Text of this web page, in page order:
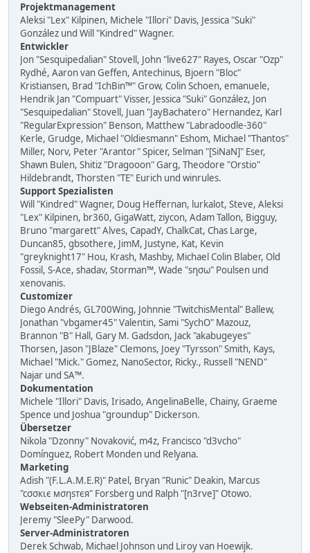
Projektmanagement
Aleksi "Lex" Kilpinen, Michele "Illori" Davis, Jessica "Suki"
González und Will "Kindred" Wagner.
Entwickler
Jon "Sesquipedalian" Stovell, John "live627" Rayes, Oscar "Ozp"
Rydhé, Aaron van Geffen, Antechinus, Bjoern "Bloc"
Kristiansen, Brad "IchBin™" Grow, Colin Schoen, emanuele,
Hendrik Jan "Compuart" Visser, Jessica "Suki" González, Jon
"Sesquipedalian" Stovell, Juan "JayBachatero" Hernandez, Karl
"RegularExpression" Benson, Matthew "Labradoodle-360"
Kerle, Grudge, Michael "Oldiesmann" Eshom, Michael "Thantos"
Miller, Norv, Peter "Arantor" Spicer, Selman "[SiNaN]" Eser,
Shawn Bulen, Shitiz "Dragooon" Garg, Theodore "Orstio"
Hildebrandt, Thorsten "TE" Eurich und winrules.
Support Spezialisten
Will "Kindred" Wagner, Doug Heffernan, lurkalot, Steve, Aleksi
"Lex" Kilpinen, br360, GigaWatt, ziycon, Adam Tallon, Bigguy,
Bruno "margarett" Alves, CapadY, ChalkCat, Chas Large,
Duncan85, gbsothere, JimM, Justyne, Kat, Kevin
"greyknight17" Hou, Krash, Mashby, Michael Colin Blaber, Old
Fossil, S-Ace, shadav, Storman™, Wade "sησω" Poulsen und
xenovanis.
Customizer
Diego Andrés, GL700Wing, Johnnie "TwitchisMental" Ballew,
Jonathan "vbgamer45" Valentin, Sami "SychO" Mazouz,
Brannon "B" Hall, Gary M. Gadsdon, Jack "akabugeyes"
Thorsen, Jason "JBlaze" Clemons, Joey "Tyrsson" Smith, Kays,
Michael "Mick." Gomez, NanoSector, Ricky., Russell "NEND"
Najar und SA™.
Dokumentation
Michele "Illori" Davis, Irisado, AngelinaBelle, Chainy, Graeme
Spence und Joshua "groundup" Dickerson.
Übersetzer
Nikola "Dzonny" Novaković, m4z, Francisco "d3vcho"
Domínguez, Robert Monden und Relyana.
Marketing
Adish "(F.L.A.M.E.R)" Patel, Bryan "Runic" Deakin, Marcus
"cσσкιє мσηѕтєя" Forsberg und Ralph "[n3rve]" Otowo.
Webseiten-Administratoren
Jeremy "SleePy" Darwood.
Server-Administratoren
Derek Schwab, Michael Johnson und Liroy van Hoewijk.